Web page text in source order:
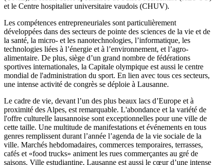
et le Centre hospitalier universitaire vaudois (CHUV).
Les compétences entrepreneuriales sont particulièrement
développées dans des secteurs de pointe des sciences de la vie et de
la santé, la micro- et les nanotechnologies, l’informatique, les
technologies liées à l’énergie et à l’environnement, et l’agro-
alimentaire. De plus, siège d’un grand nombre de fédérations
sportives internationales, la Capitale olympique est aussi le centre
mondial de l'administration du sport. En lien avec tous ces secteurs,
une intense activité de congrès se déploie à Lausanne.
Le cadre de vie, devant l’un des plus beaux lacs d’Europe et à
proximité des Alpes, est remarquable. L'abondance et la variété de
l'offre culturelle lausannoise sont exceptionnelles pour une ville de
cette taille. Une multitude de manifestations et événements en tous
genres remplissent durant l’année l’agenda de la vie sociale de la
ville. Marchés hebdomadaires, commerces temporaires, terrasses,
cafés et «food trucks» animent les rues commerçantes au gré de
saisons. Ville estudiantine, Lausanne est aussi le cœur d’une intense